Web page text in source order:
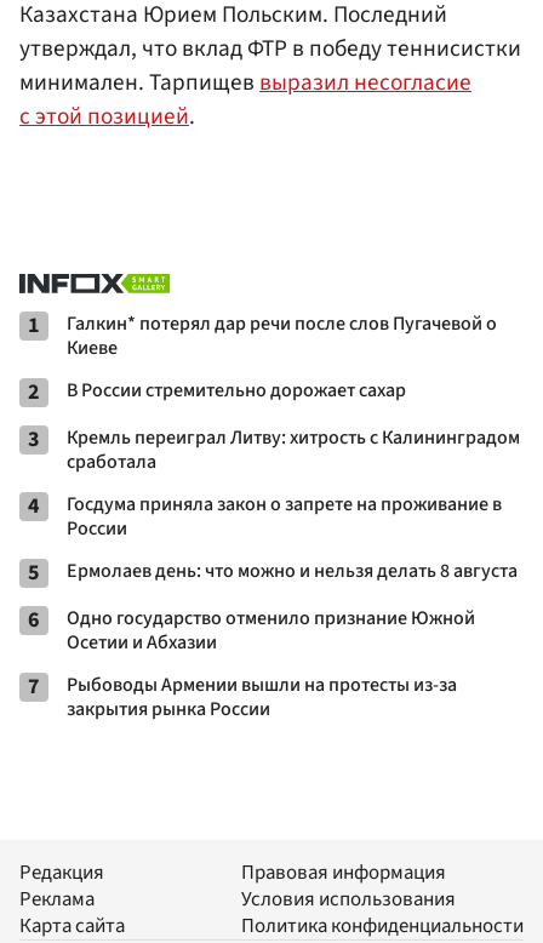
Казахстана Юрием Польским. Последний
утверждал, что вклад ФТР в победу теннисистки
минимален. Тарпищеввыразил несогласие
с этой позицией.
1
Галкин* потерял дар речи после слов Пугачевой о
Киеве
2 В России стремительно дорожает сахар
3
Кремль переиграл Литву: хитрость с Калининградом
сработала
4
Госдума приняла закон о запрете на проживание в
России
5 Ермолаев день: что можно и нельзя делать 8 августа
6
Одно государство отменило признание Южной
Осетии и Абхазии
7
Рыбоводы Армении вышли на протесты из-за
закрытия рынка России
Редакция
Реклама
Карта сайта
Правовая информация
Условия использования
Политика конфиденциальности